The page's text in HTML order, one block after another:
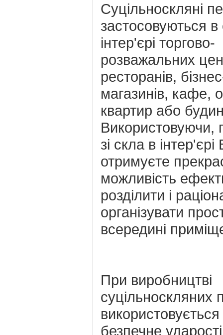
Суцільноскляні
застосовуються
інтер'єрі торгово-
розважальних
ресторанів,
магазинів, кафе,
квартир або
Використовуючи,
зі скла в інтер'єрі
отримуєте
можливість
розділити і
організувати
всередині
При виробництві
суцільноскляних
використовується
безпечне